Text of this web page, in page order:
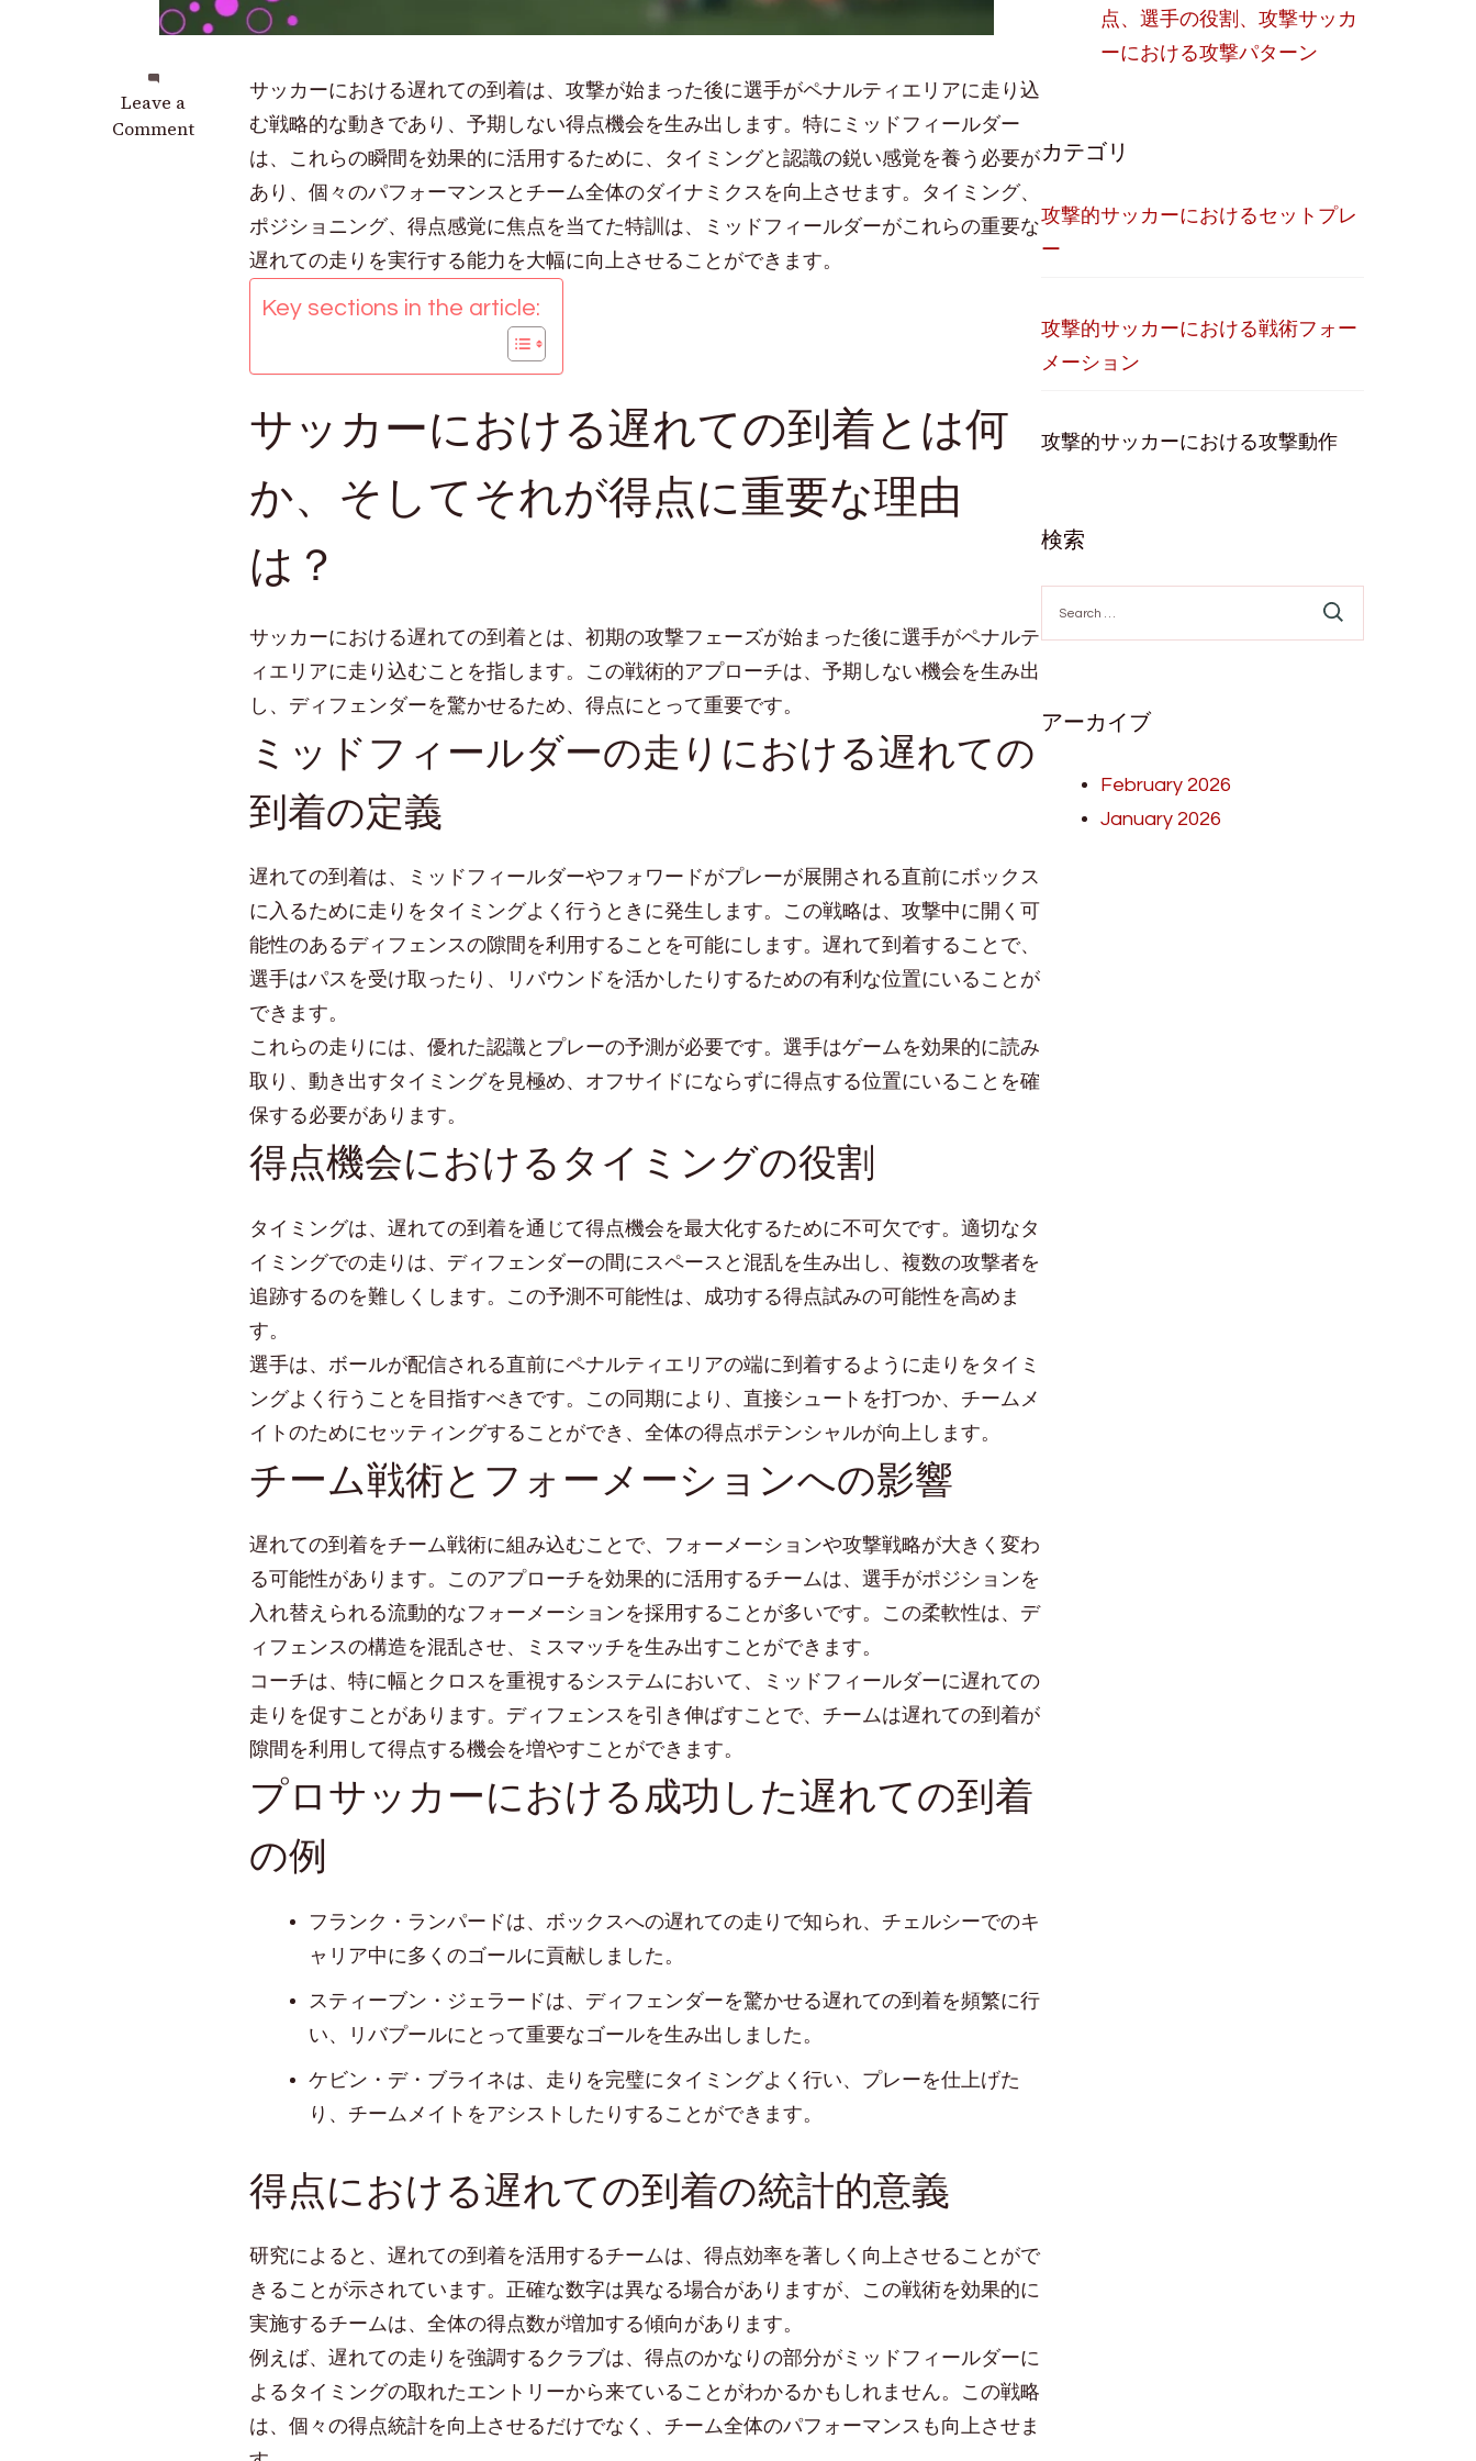
Leave a
Comment
on
遅
サッカーにおける遅れての到着は、攻撃が始まった後に選手がペナルティエリアに走り込
む戦略的な動きであり、予期しない得点機会を生み出します。特にミッドフィールダー
は、これらの瞬間を効果的に活用するために、タイミングと認識の鋭い感覚を養う必要が
あり、個々のパフォーマンスとチーム全体のダイナミクスを向上させます。タイミング、
ポジショニング、得点感覚に焦点を当てた特訓は、ミッドフィールダーがこれらの重要な
遅れての走りを実行する能力を大幅に向上させることができます。
Key sections in the article:
サッカーにおける遅れての到着とは何
か、そしてそれが得点に重要な理由
は？
サッカーにおける遅れての到着とは、初期の攻撃フェーズが始まった後に選手がペナルテ
ィエリアに走り込むことを指します。この戦術的アプローチは、予期しない機会を生み出
し、ディフェンダーを驚かせるため、得点にとって重要です。
ミッドフィールダーの走りにおける遅れての
到着の定義
遅れての到着は、ミッドフィールダーやフォワードがプレーが展開される直前にボックス
に入るために走りをタイミングよく行うときに発生します。この戦略は、攻撃中に開く可
能性のあるディフェンスの隙間を利用することを可能にします。遅れて到着することで、
選手はパスを受け取ったり、リバウンドを活かしたりするための有利な位置にいることが
できます。
これらの走りには、優れた認識とプレーの予測が必要です。選手はゲームを効果的に読み
取り、動き出すタイミングを見極め、オフサイドにならずに得点する位置にいることを確
保する必要があります。
得点機会におけるタイミングの役割
タイミングは、遅れての到着を通じて得点機会を最大化するために不可欠です。適切なタ
イミングでの走りは、ディフェンダーの間にスペースと混乱を生み出し、複数の攻撃者を
追跡するのを難しくします。この予測不可能性は、成功する得点試みの可能性を高めま
す。
選手は、ボールが配信される直前にペナルティエリアの端に到着するように走りをタイミ
ングよく行うことを目指すべきです。この同期により、直接シュートを打つか、チームメ
イトのためにセッティングすることができ、全体の得点ポテンシャルが向上します。
チーム戦術とフォーメーションへの影響
遅れての到着をチーム戦術に組み込むことで、フォーメーションや攻撃戦略が大きく変わ
る可能性があります。このアプローチを効果的に活用するチームは、選手がポジションを
入れ替えられる流動的なフォーメーションを採用することが多いです。この柔軟性は、デ
ィフェンスの構造を混乱させ、ミスマッチを生み出すことができます。
コーチは、特に幅とクロスを重視するシステムにおいて、ミッドフィールダーに遅れての
走りを促すことがあります。ディフェンスを引き伸ばすことで、チームは遅れての到着が
隙間を利用して得点する機会を増やすことができます。
プロサッカーにおける成功した遅れての到着
の例
フランク・ランパードは、ボックスへの遅れての走りで知られ、チェルシーでのキ
ャリア中に多くのゴールに貢献しました。
スティーブン・ジェラードは、ディフェンダーを驚かせる遅れての到着を頻繁に行
い、リバプールにとって重要なゴールを生み出しました。
ケビン・デ・ブライネは、走りを完璧にタイミングよく行い、プレーを仕上げた
り、チームメイトをアシストしたりすることができます。
得点における遅れての到着の統計的意義
研究によると、遅れての到着を活用するチームは、得点効率を著しく向上させることがで
きることが示されています。正確な数字は異なる場合がありますが、この戦術を効果的に
実施するチームは、全体の得点数が増加する傾向があります。
例えば、遅れての走りを強調するクラブは、得点のかなりの部分がミッドフィールダーに
よるタイミングの取れたエントリーから来ていることがわかるかもしれません。この戦略
は、個々の得点統計を向上させるだけでなく、チーム全体のパフォーマンスも向上させま
点、選手の役割、攻撃サッカ
ーにおける攻撃パターン
カテゴリ
攻撃的サッカーにおけるセットプレ
ー
攻撃的サッカーにおける戦術フォー
メーション
攻撃的サッカーにおける攻撃動作
検索
for:
アーカイブ
February 2026
January 2026